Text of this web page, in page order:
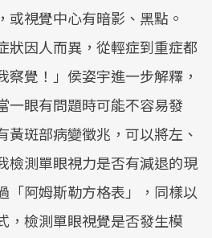
或視覺中心有暗影、黑點。
狀因人而異，從輕症到重症都
察覺！」侯姿宇進一步解釋，
一眼有問題時可能不容易發
黃斑部病變徵兆，可以將左、
檢測單眼視力是否有減退的現
「阿姆斯勒方格表」，同樣以
，檢測單眼視覺是否發生模